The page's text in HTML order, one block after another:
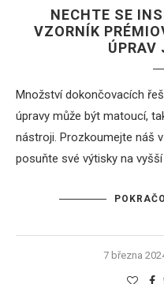
NECHTE SE
VZORNÍK
ÚPRAV
Množství dokončovacích
úpravy může být matoucí,
nástroji. Prozkoumejte náš
posuňte své výtisky na
7 března